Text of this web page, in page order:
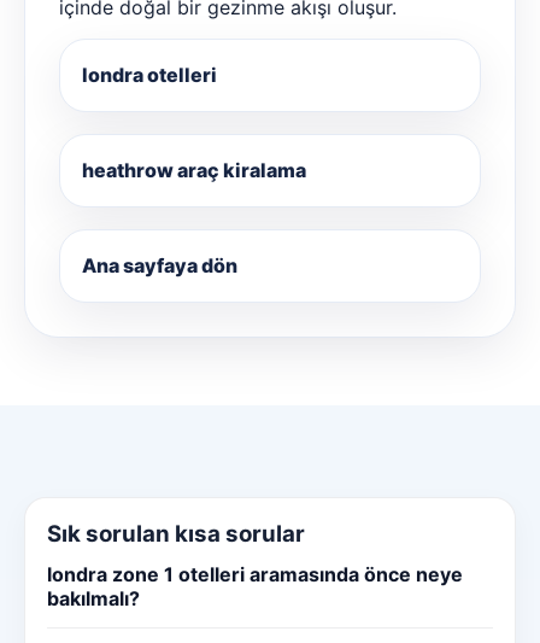
içinde doğal bir gezinme akışı oluşur.
londra otelleri
heathrow araç kiralama
Ana sayfaya dön
Sık sorulan kısa sorular
londra zone 1 otelleri aramasında önce neye
bakılmalı?